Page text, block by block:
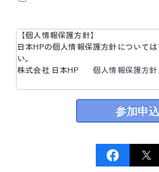
【個人情報保護方針】
日本HPの個人情報保護方針について
い。
株式会社 日本HP
個人情報保護方針
Pのデバイスを中心に紹介するサイトで
参加申込